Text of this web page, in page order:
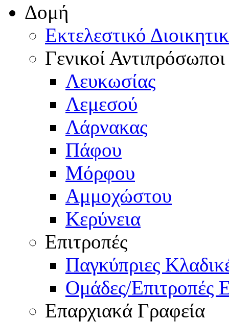
Δομή
Εκτελεστικό
Γενικοί Αντιπρόσωποι
Λευκωσίας
Λεμεσού
Λάρνακας
Πάφου
Μόρφου
Αμμοχώστου
Κερύνεια
Επιτροπές
Παγκύπριες
Ομάδες/Επιτροπές
Επαρχιακά Γραφεία